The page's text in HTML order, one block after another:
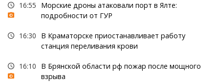
16:55
Морские дроны атаковали порт в Ялте:
подробности от ГУР
16:30
В Краматорске приостанавливает работу
станция переливания крови
16:10
В Брянской области рф пожар после мощного
взрыва